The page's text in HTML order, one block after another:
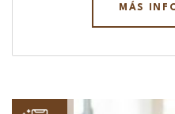
MÁS